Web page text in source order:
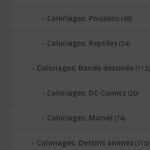
Coloriages: Poissons (48)
Coloriages: Reptiles (24)
Coloriages: Bande dessinée (113)
Coloriages: DC Comics (20)
Coloriages: Marvel (74)
Coloriages: Dessins animés (310)